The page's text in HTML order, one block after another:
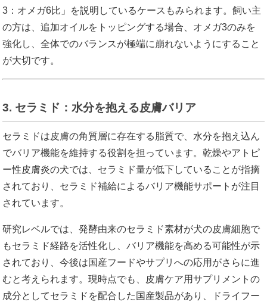
3：オメガ6比」を説明しているケースもみられます。飼い主
の方は、追加オイルをトッピングする場合、オメガ3のみを
強化し、全体でのバランスが極端に崩れないようにすること
が大切です。
3. セラミド：水分を抱える皮膚バリア
セラミドは皮膚の角質層に存在する脂質で、水分を抱え込ん
でバリア機能を維持する役割を担っています。乾燥やアトピ
ー性皮膚炎の犬では、セラミド量が低下していることが指摘
されており、セラミド補給によるバリア機能サポートが注目
されています。
研究レベルでは、発酵由来のセラミド素材が犬の皮膚細胞で
もセラミド経路を活性化し、バリア機能を高める可能性が示
されており、今後は国産フードやサプリへの応用がさらに進
むと考えられます。現時点でも、皮膚ケア用サプリメントの
成分としてセラミドを配合した国産製品があり、ドライフー